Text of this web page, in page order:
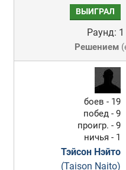
ВЫИГРАЛ
Раунд: 1
Решением(
боев - 19
побед - 9
проигр. - 9
ничья - 1
Тэйсон Нэйто
(Taison Naito)